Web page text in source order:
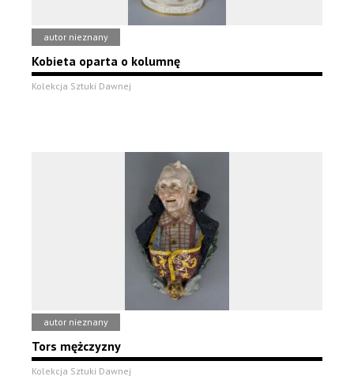
autor nieznany
Kobieta oparta o kolumnę
Kolekcja Sztuki Dawnej
autor nieznany
Tors mężczyzny
Kolekcja Sztuki Dawnej